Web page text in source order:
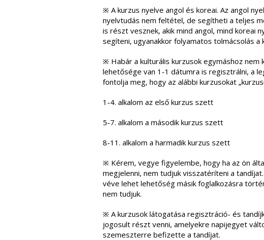
※ A kurzus nyelve angol és koreai. Az angol
nyelvtudás nem feltétel, de segítheti a teljes
is részt vesznek, akik mind angol, mind koreai
segíteni, ugyanakkor folyamatos tolmácsolás a
※ Habár a kulturális kurzusok egymáshoz nem
lehetősége van 1-1 dátumra is regisztrálni, a
fontolja meg, hogy az alábbi kurzusokat
1-4. alkalom az első kurzus szett
5-7. alkalom a második kurzus szett
8-11. alkalom a harmadik kurzus szett
※ Kérem, vegye figyelembe, hogy ha az ön
megjelenni, nem tudjuk visszatéríteni a
véve lehet lehetőség másik foglalkozásra
nem tudjuk.
※ A kurzusok látogatása regisztráció- és
jogosult részt venni, amelyekre napijegyet
szemeszterre befizette a tandíjat.